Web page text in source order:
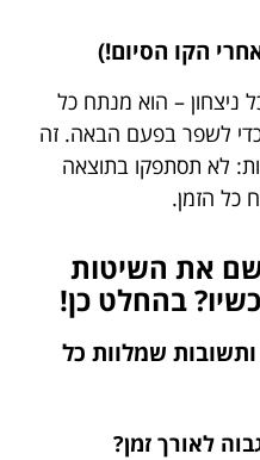
ניצחון – הוא מנתח כל
לשפר בפעם הבאה. זה
לא תסתפקו בתוצאה
כל הזמן.
את השיטות
בהחלט כן!
שמלוות כל
לאורך זמן?